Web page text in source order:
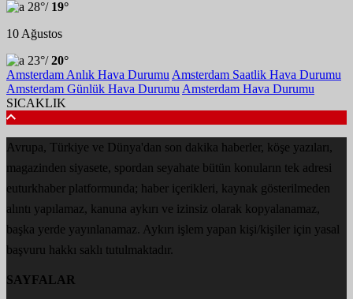
28°/ 19°
10 Ağustos
23°/20°
Amsterdam Anlık Hava Durumu Amsterdam Saatlik Hava Durumu
Amsterdam Günlük Hava Durumu Amsterdam Hava Durumu
SICAKLIK
Avrupa, Türkiye ve Dünya'dan son dakika haberler, köşe yazıları,
magazinden siyasete, spordan seyahate bütün konuların tek adresi
euturkhaber platformunda; haber içerikleri, kaynak gösterilmeden
alıntı yapılamaz, kanuna aykırı ve izinsiz olarak kopyalanamaz,
başka yerde yayınlanamaz. Aykırı işlem yapan kişi/kişiler için yasal
başvuru hakkı saklı tutulmaktadır.
SAYFALAR